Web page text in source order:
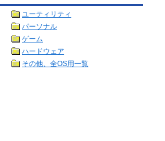
ユーティリティ
パーソナル
ゲーム
ハードウェア
その他、全OS用一覧